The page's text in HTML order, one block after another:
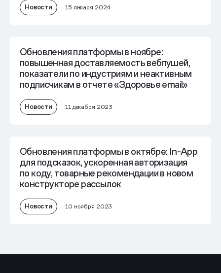
Новости 15 января 2024
Обновления платформы в ноябре:
повышенная доставляемость вебпушей,
показатели по индустриям и неактивным
подписчикам в отчете «Здоровье email»
Новости 11 декабря 2023
Обновления платформы в октябре: In-App
для подсказок, ускоренная авторизация
по коду, товарные рекомендации в новом
конструкторе рассылок
Новости 10 ноября 2023